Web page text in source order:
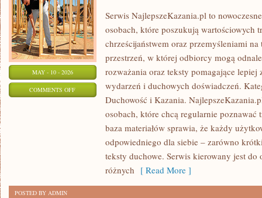
MAY - 10 - 2026
COMMENTS OFFON
Serwis NajlepszeKazania.pl to
osobach, które poszukują wartościowych
chrześcijaństwem oraz przemyśleniami
przestrzeń, w której odbiorcy mogą
rozważania oraz teksty pomagające lepiej
wydarzeń i duchowych doświadczeń.
Duchowość i Kazania.
osobach, które chcą regularnie poznawać
baza materiałów sprawia, że każdy
odpowiedniego dla siebie – zarówno
teksty duchowe. Serwis kierowany jest
różnych [ Read More ]
POSTED BY ADMIN